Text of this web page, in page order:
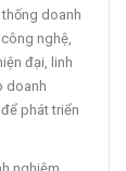
doanh
nghệ,
đại, linh
doanh
phát triển